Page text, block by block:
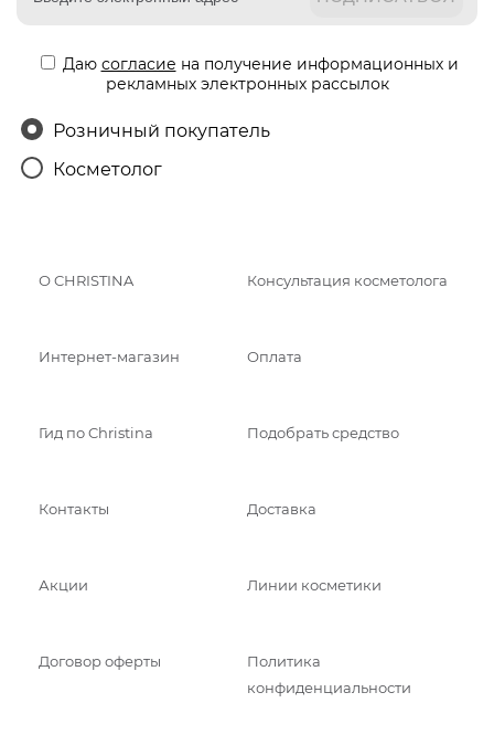
Даю согласие на получение информационных и
рекламных электронных рассылок
Розничный покупатель
Косметолог
О CHRISTINA Консультация косметолога
Интернет-магазин Оплата
Гид по Christina Подобрать средство
Контакты Доставка
Акции Линии косметики
Договор оферты
Политика
конфиденциальности